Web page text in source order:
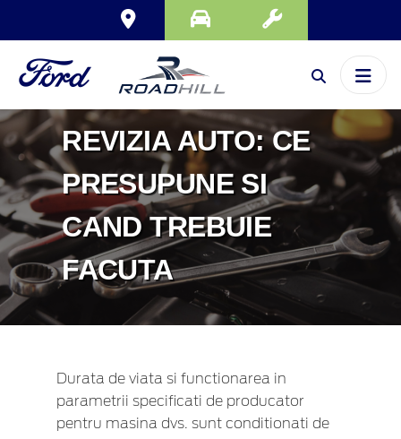
REVIZIA AUTO: CE
PRESUPUNE SI
CAND TREBUIE
FACUTA
Durata de viata si functionarea in
parametrii specificati de producator
pentru masina dvs. sunt conditionati de